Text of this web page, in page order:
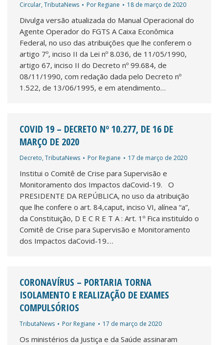
Circular,TributaNews Por Regiane 18 de março de 2020
Divulga versão atualizada do Manual Operacional do
Agente Operador do FGTS A Caixa Econômica
Federal, no uso das atribuições que lhe conferem o
artigo 7º, inciso II da Lei nº 8.036, de 11/05/1990,
artigo 67, inciso II do Decreto nº 99.684, de
08/11/1990, com redação dada pelo Decreto nº
1.522, de 13/06/1995, e em atendimento…
COVID 19 – DECRETO Nº 10.277, DE 16 DE
MARÇO DE 2020
Decreto,TributaNews Por Regiane 17 de março de 2020
Institui o Comitê de Crise para Supervisão e
Monitoramento dos Impactos daCovid-19. O
PRESIDENTE DA REPÚBLICA, no uso da atribuição
que lhe confere o art. 84,caput, inciso VI, alínea “a”,
da Constituição, D E C R E T A : Art. 1º Fica instituído o
Comitê de Crise para Supervisão e Monitoramento
dos Impactos daCovid-19.…
CORONAVÍRUS – PORTARIA TORNA
ISOLAMENTO E REALIZAÇÃO DE EXAMES
COMPULSÓRIOS
TributaNews Por Regiane 17 de março de 2020
Os ministérios da Justiça e da Saúde assinaram